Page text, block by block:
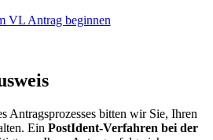
VL Antrag beginnen
Antragsprozesses bitten wir Sie, Ihren
Ein PostIdent-Verfahren bei der